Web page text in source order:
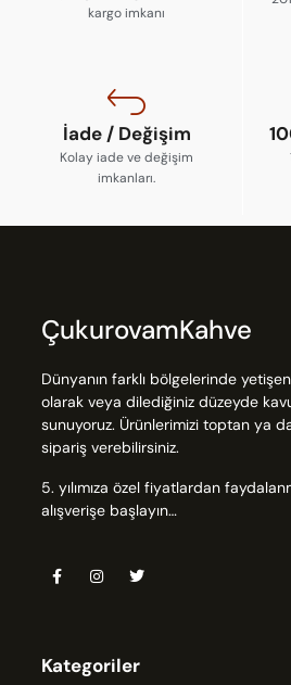
kargo imkanı
İade / Değişim
Kolay iade ve değişim
imkanları.
ÇukurovamKahve
Dünyanın farklı bölgelerinde
olarak veya dilediğiniz düzeyde
sunuyoruz. Ürünlerimizi toptan ya
sipariş verebilirsiniz.
5. yılımıza özel fiyatlardan
alışverişe başlayın…
Kategoriler